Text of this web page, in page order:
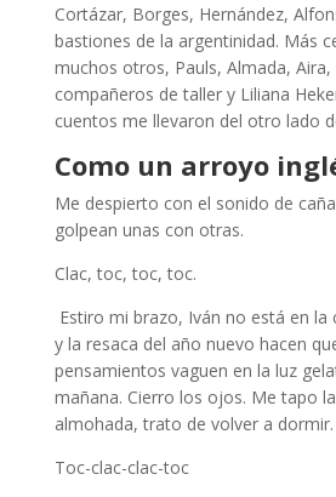
Cortázar, Borges, Hernández,
bastiones de la argentinidad. Más
muchos otros, Pauls, Almada,
compañeros de taller y Liliana
cuentos me llevaron del otro lado
Como un arroyo
Me despierto con el sonido de
golpean unas con otras.
Clac, toc, toc, toc.
Estiro mi brazo, Iván no está en la
y la resaca del año nuevo hacen
pensamientos vaguen en la luz
mañana. Cierro los ojos. Me tapo
almohada, trato de volver a dormir.
Toc-clac-clac-toc